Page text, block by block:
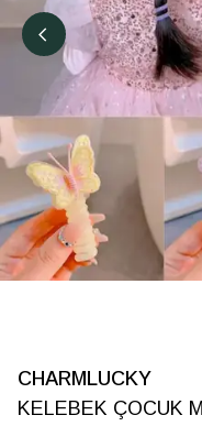
CHARMLUCKY
KELEBEK ÇOCUK